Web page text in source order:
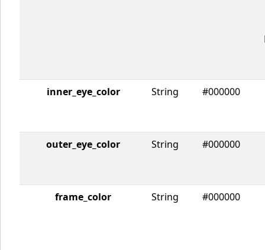
inner_eye_color String #000000
outer_eye_color String #000000
frame_color String
#000000